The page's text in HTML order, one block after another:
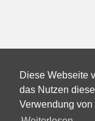
Diese Webseite
das Nutzen
Verwendung